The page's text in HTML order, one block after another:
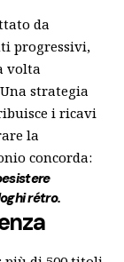
da
progressivi,
volta
strategia
i ricavi
la
concorda:
rétro.